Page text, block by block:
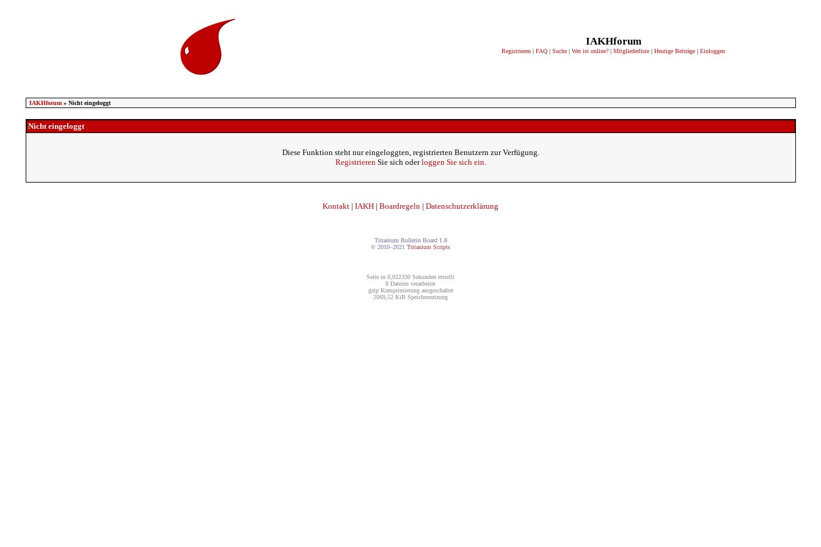
IAKHforum
Registrieren | FAQ | Suche | Wer ist online? | Mitgliederliste | Heutige Beiträge | Einloggen
IAKHforum» Nicht eingeloggt
Nicht eingeloggt
Diese Funktion steht nur eingeloggten, registrierten Benutzern zur Verfügung.
RegistrierenSie sich oderloggen Sie sich ein.
Kontakt | IAKH | Boardregeln | Datenschutzerklärung
Tritanium Bulletin Board 1.8
© 2010–2021 Tritanium Scripts
Seite in 0,022330 Sekunden erstellt
8 Dateien verarbeitet
gzip Komprimierung ausgeschaltet
2069,52 KiB Speichernutzung